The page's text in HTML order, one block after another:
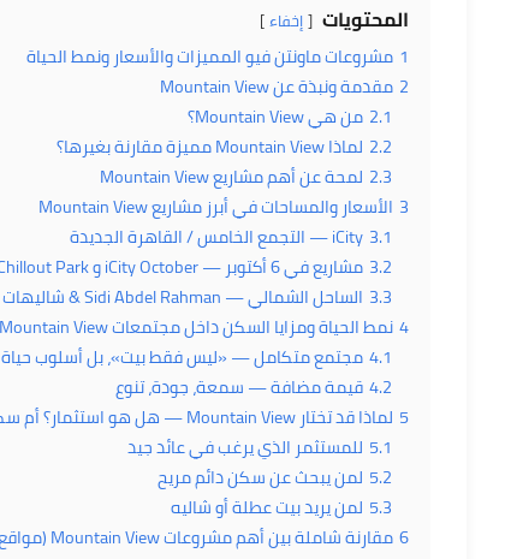
المحتويات إخفاء
1 مشروعات ماونتن فيو المميزات والأسعار ونمط الحياة
2 مقدمة ونبذة عن Mountain View
2.1 من هي Mountain View؟
2.2 لماذا Mountain View مميزة مقارنة بغيرها؟
2.3 لمحة عن أهم مشاريع Mountain View
3 الأسعار والمساحات في أبرز مشاريع Mountain View
3.1 iCity — التجمع الخامس / القاهرة الجديدة
3.2 مشاريع في 6 أكتوبر — iCity October و Chillout Park وغيرها
3.3 الساحل الشمالي — Sidi Abdel Rahman & شاليهات
4نمط الحياة ومزايا السكن داخل مجتمعات Mountain View
4.1مجتمع متكامل — «ليس فقط بيت»، بل أسلوب حياة
4.2قيمة مضافة — سمعة، جودة، تنوع
5 لماذا قد تختار Mountain View — هل هو استثمار؟ أم سكن؟ أم عطلة؟
5.1 للمستثمر الذي يرغب في عائد جيد
5.2 لمن يبحث عن سكن دائم مريح
5.3 لمن يريد بيت عطلة أو شاليه
6مقارنة شاملة بين أهم مشروعات Mountain View (مواقع – أسعار – مميزات – نوع الحياة)